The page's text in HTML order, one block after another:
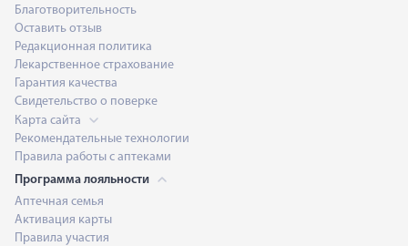
Благотворительность
Оставить отзыв
Редакционная политика
Лекарственное страхование
Гарантия качества
Свидетельство о поверке
Карта сайта
Рекомендательные технологии
Правила работы с аптеками
Программа лояльности
Аптечная семья
Активация карты
Правила участия